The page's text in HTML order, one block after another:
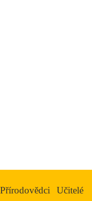
Přírodovědci Učitelé